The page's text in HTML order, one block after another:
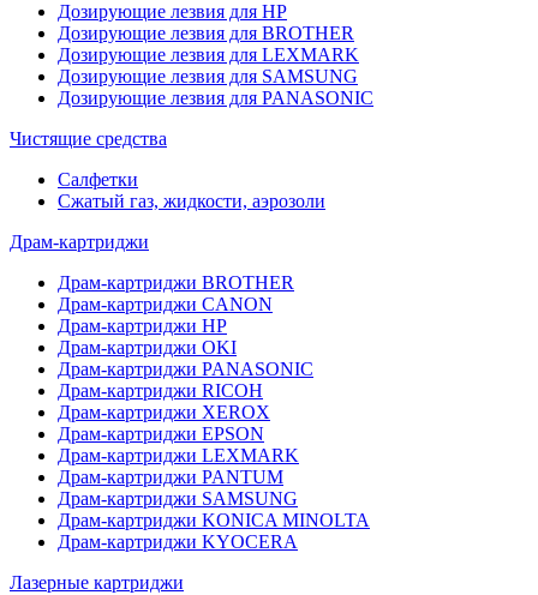
Дозирующие лезвия для HP
Дозирующие лезвия для BROTHER
Дозирующие лезвия для LEXMARK
Дозирующие лезвия для SAMSUNG
Дозирующие лезвия для PANASONIC
Чистящие средства
Салфетки
Сжатый газ, жидкости, аэрозоли
Драм-картриджи
Драм-картриджи BROTHER
Драм-картриджи CANON
Драм-картриджи HP
Драм-картриджи OKI
Драм-картриджи PANASONIC
Драм-картриджи RICOH
Драм-картриджи XEROX
Драм-картриджи EPSON
Драм-картриджи LEXMARK
Драм-картриджи PANTUM
Драм-картриджи SAMSUNG
Драм-картриджи KONICA MINOLTA
Драм-картриджи KYOCERA
Лазерные картриджи